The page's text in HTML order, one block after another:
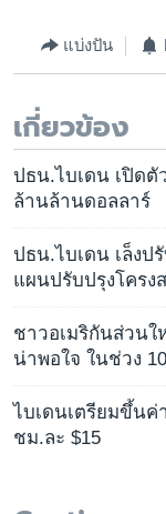
แบ่งปัน
เกี่ยวข้อง
ปธน.ไบเดน เปิดตั
ล้านล้านดอลลาร์
ปธน.ไบเดน เล็ง
แผนปรับปรุงโครง
ชาวอเมริกันส่วน
น่าพอใจ ในช่วง
ไบเดนเตรียมขึ้นค่
ชม.ละ $15